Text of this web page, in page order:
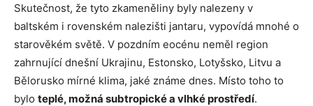
Skutečnost, že tyto zkameněliny byly nalezeny v
baltském i rovenském nalezišti jantaru, vypovídá mnohé o
starověkém světě. V pozdním eocénu neměl region
zahrnující dnešní Ukrajinu, Estonsko, Lotyšsko, Litvu a
Bělorusko mírné klima, jaké známe dnes. Místo toho to
bylo teplé, možná subtropické a vlhké prostředí.